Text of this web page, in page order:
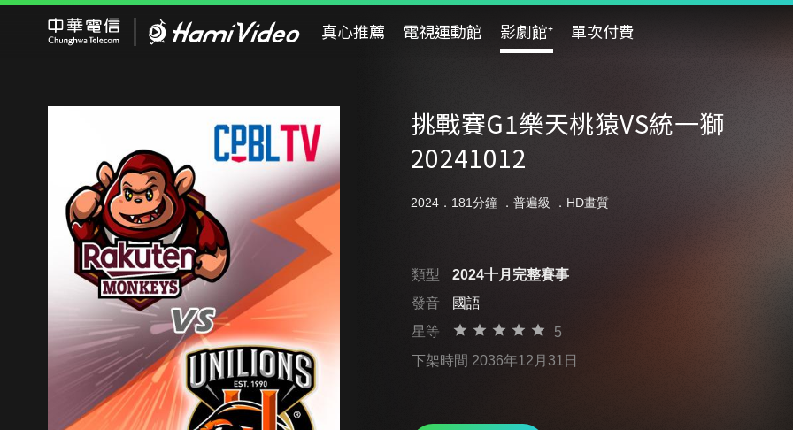
真心推薦 電視運動館 影劇館⁺ 單次付費
挑戰賽G1樂天桃猿VS統一獅
20241012
2024．181分鐘 ． 普遍級 ．HD畫質
類型
2024十月完整賽事
發音
國語
星等
5
下架時間 2036年12月31日